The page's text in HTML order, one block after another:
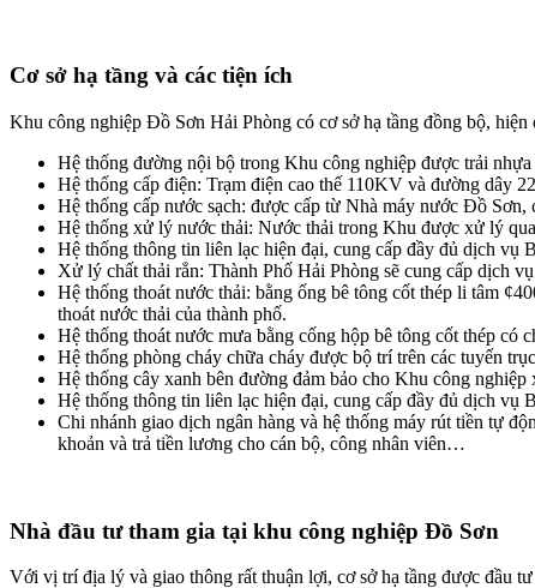
Cơ sở hạ tầng và các tiện ích
Khu công nghiệp Đồ Sơn Hải Phòng có cơ sở hạ tầng đồng bộ,
Hệ thống đường nội bộ trong Khu công nghiệp được trải
Hệ thống cấp điện: Trạm điện cao thế 110KV và đường dây
Hệ thống cấp nước sạch: được cấp từ Nhà máy nước Đồ
Hệ thống xử lý nước thải: Nước thải trong Khu được xử lý
Hệ thống thông tin liên lạc hiện đại, cung cấp đầy đủ dịch vụ
Xử lý chất thải rắn: Thành Phố Hải Phòng sẽ cung cấp dịch
Hệ thống thoát nước thải: bằng ống bê tông cốt thép li tâm
thoát nước thải của thành phố.
Hệ thống thoát nước mưa bằng cống hộp bê tông cốt thép có
Hệ thống phòng cháy chữa cháy được bộ trí trên các tuyến
Hệ thống cây xanh bên đường đảm bảo cho Khu công nghiệp
Hệ thống thông tin liên lạc hiện đại, cung cấp đầy đủ dịch vụ
Chi nhánh giao dịch ngân hàng và hệ thống máy rút tiền tự
khoản và trả tiền lương cho cán bộ, công nhân viên…
Nhà đầu tư tham gia tại khu công nghiệp Đồ Sơn
Với vị trí địa lý và giao thông rất thuận lợi, cơ sở hạ tầng được đầu